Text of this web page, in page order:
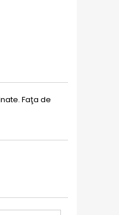
Faţa de